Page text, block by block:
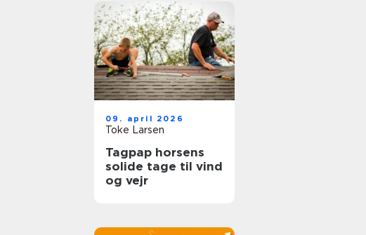
09. april 2026
Toke Larsen
Tagpap horsens
solide tage til vind
og vejr